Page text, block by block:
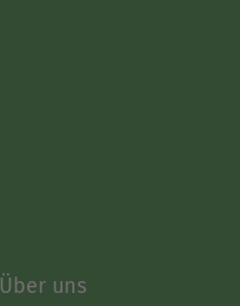
Über uns